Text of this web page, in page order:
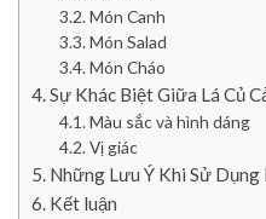
Món Canh
Món Salad
Món Cháo
Sự Khác Biệt Giữa Lá Củ
Màu sắc và hình dáng
Vị giác
Những Lưu Ý Khi Sử Dụng
Kết luận